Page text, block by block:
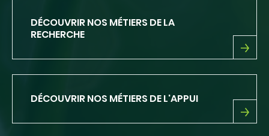
DÉCOUVRIR NOS MÉTIERS DE LA
RECHERCHE
DÉCOUVRIR
DE
LA
DÉCOUVRIR NOS MÉTIERS DE L'APPUI
DÉCOUVRIR